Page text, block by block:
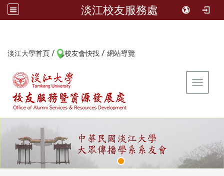
淡江校友服務處
淡江大學首頁 / 校友會快找 / 網站導覽
Toggle